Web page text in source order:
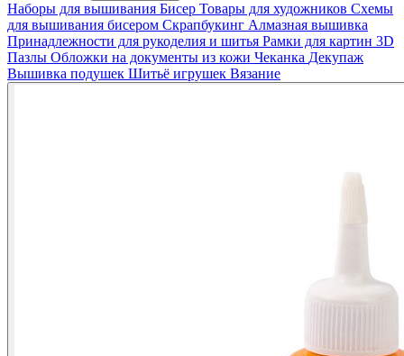
Наборы для вышивания Бисер Товары для художников Схемы
для вышивания бисером Скрапбукинг Алмазная вышивка
Принадлежности для рукоделия и шитья Рамки для картин 3D
Пазлы Обложки на документы из кожи Чеканка Декупаж
Вышивка подушек Шитьё игрушек Вязание